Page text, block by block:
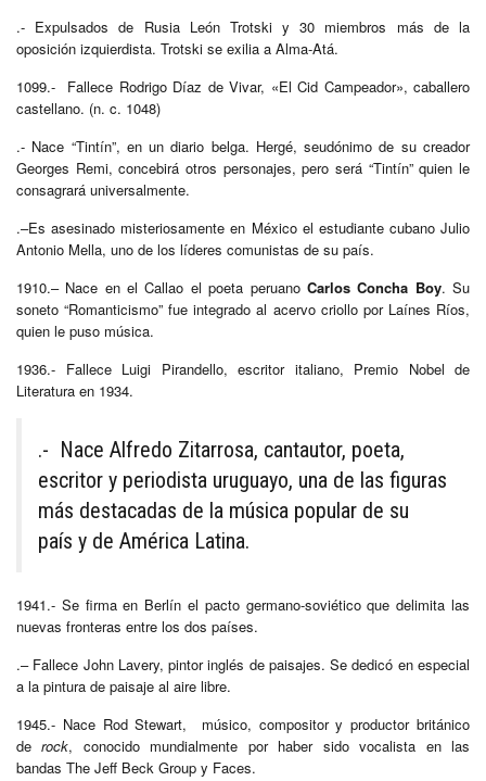
.- Expulsados de Rusia León Trotski y 30 miembros más de la
oposición izquierdista. Trotski se exilia a Alma-Atá.
1099.- Fallece Rodrigo Díaz de Vivar, «El Cid Campeador», caballero
castellano. (n. c. 1048)
.- Nace “Tintín”, en un diario belga. Hergé, seudónimo de su creador
Georges Remi, concebirá otros personajes, pero será “Tintín” quien le
consagrará universalmente.
.–Es asesinado misteriosamente en México el estudiante cubano Julio
Antonio Mella, uno de los líderes comunistas de su país.
1910.– Nace en el Callao el poeta peruano Carlos Concha Boy. Su
soneto “Romanticismo” fue integrado al acervo criollo por Laínes Ríos,
quien le puso música.
1936.- Fallece Luigi Pirandello, escritor italiano, Premio Nobel de
Literatura en 1934.
.- Nace Alfredo Zitarrosa, cantautor, poeta,
escritor y periodista uruguayo, una de las figuras
más destacadas de la música popular de su
país y de América Latina.
1941.- Se firma en Berlín el pacto germano-soviético que delimita las
nuevas fronteras entre los dos países.
.– Fallece John Lavery, pintor inglés de paisajes. Se dedicó en especial
a la pintura de paisaje al aire libre.
1945.- Nace Rod Stewart, músico, compositor y productor británico
derock, conocido mundialmente por haber sido vocalista en las
bandas The Jeff Beck Group y Faces.